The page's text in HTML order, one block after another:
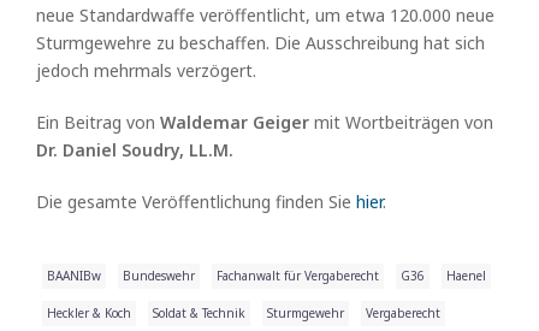
neue Standardwaffe veröffentlicht, um etwa 120.000 neue
Sturmgewehre zu beschaffen. Die Ausschreibung hat sich
jedoch mehrmals verzögert.
Ein Beitrag von Waldemar Geiger mit Wortbeiträgen von
Dr. Daniel Soudry, LL.M.
Die gesamte Veröffentlichung finden Sie hier.
BAANIBw Bundeswehr Fachanwalt für Vergaberecht G36 Haenel
Heckler & Koch Soldat & Technik Sturmgewehr Vergaberecht